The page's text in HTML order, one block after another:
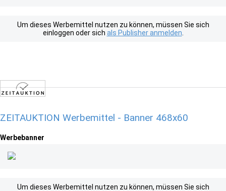
Um dieses Werbemittel nutzen zu können, müssen Sie sich
einloggen oder sich als Publisher anmelden
ZEITAUKTION Werbemittel - Banner 468x60
Werbebanner
Um dieses Werbemittel nutzen zu können, müssen Sie sich